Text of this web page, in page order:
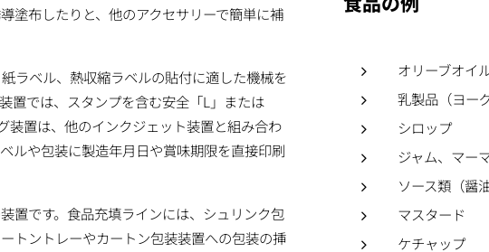
塗布したりと、他のアクセサリーで簡単に補
ラベル、熱収縮ラベルの貼付に適した機械を
置では、スタンプを含む安全「L」または
装置は、他のインクジェット装置と組み合わ
ルや包装に製造年月日や賞味期限を直接印刷
置です。食品充填ラインには、シュリンク包
トントレーやカートン包装装置への包装の挿
オリーブオイ
乳製品（ヨー
シロップ
ジャム、マー
ソース類（醤
マスタード
ケチャップ